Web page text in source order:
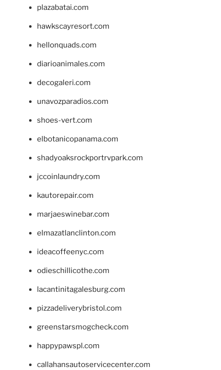
plazabatai.com
hawkscayresort.com
hellonquads.com
diarioanimales.com
decogaleri.com
unavozparadios.com
shoes-vert.com
elbotanicopanama.com
shadyoaksrockportrvpark.com
jccoinlaundry.com
kautorepair.com
marjaeswinebar.com
elmazatlanclinton.com
ideacoffeenyc.com
odieschillicothe.com
lacantinitagalesburg.com
pizzadeliverybristol.com
greenstarsmogcheck.com
happypawspl.com
callahansautoservicecenter.com